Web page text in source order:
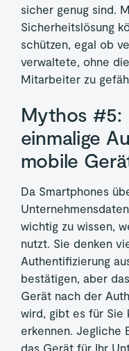
sicher genug sind.
Sicherheitslösung
schützen, egal ob
verwaltete, ohne
Mitarbeiter zu
Mythos #5:
einmalige
mobile
Da Smartphones
wichtig zu wissen,
nutzt. Sie denken
Authentifizierung
bestätigen, aber
Gerät nach der
wird, gibt es für Sie
erkennen. Jegliche
das Gerät für Ihr